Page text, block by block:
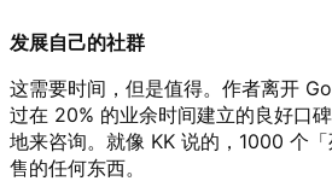
发展自己的社群
这需要时间，但是值得。作者离开
过在 20% 的业余时间建立的良好口
地来咨询。就像 KK 说的，1000 个
售的任何东西。